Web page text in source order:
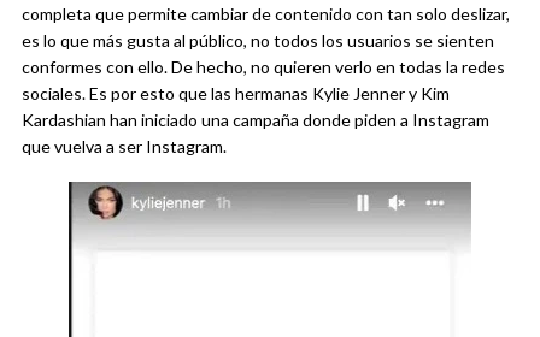
completa que permite cambiar de contenido con tan solo deslizar,
es lo que más gusta al público, no todos los usuarios se sienten
conformes con ello. De hecho, no quieren verlo en todas la redes
sociales. Es por esto que las hermanas Kylie Jenner y Kim
Kardashian han iniciado una campaña donde piden a Instagram
que vuelva a ser Instagram.